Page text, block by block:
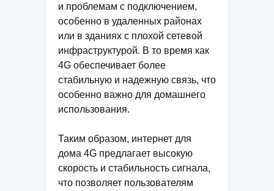
и проблемам с подключением,
особенно в удаленных районах
или в зданиях с плохой сетевой
инфраструктурой. В то время как
4G обеспечивает более
стабильную и надежную связь, что
особенно важно для домашнего
использования.
Таким образом, интернет для
дома 4G предлагает высокую
скорость и стабильность сигнала,
что позволяет пользователям